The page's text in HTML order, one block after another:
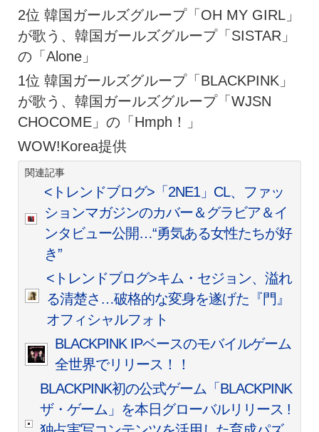
2位 韓国ガールズグループ「OH MY GIRL」
が歌う、韓国ガールズグループ「SISTAR」
の「Alone」
1位 韓国ガールズグループ「BLACKPINK」
が歌う、韓国ガールズグループ「WJSN
CHOCOME」の「Hmph！」
WOW!Korea提供
関連記事
<トレンドブログ>「2NE1」CL、ファッ
ションマガジンのカバー＆グラビア＆イ
ンタビュー公開…“勇気ある女性たちが好
き”
<トレンドブログ>キム・セジョン、溢れ
る清楚さ…破格的な変身を遂げた『門』
オフィシャルフォト
BLACKPINK IPベースのモバイルゲーム
全世界でリリース！！
BLACKPINK初の公式ゲーム「BLACKPINK
ザ・ゲーム」を本日グローバルリリース !